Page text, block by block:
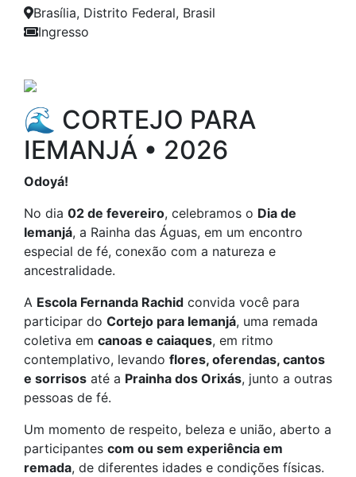
Brasília, Distrito Federal, Brasil
Ingresso
🌊 CORTEJO PARA
IEMANJÁ • 2026
Odoyá!
No dia 02 de fevereiro, celebramos o Dia de
Iemanjá, a Rainha das Águas, em um encontro
especial de fé, conexão com a natureza e
ancestralidade.
A Escola Fernanda Rachid convida você para
participar do Cortejo para Iemanjá, uma remada
coletiva em canoas e caiaques, em ritmo
contemplativo, levando flores, oferendas, cantos
e sorrisos até a Prainha dos Orixás, junto a outras
pessoas de fé.
Um momento de respeito, beleza e união, aberto a
participantes com ou sem experiência em
remada, de diferentes idades e condições físicas.